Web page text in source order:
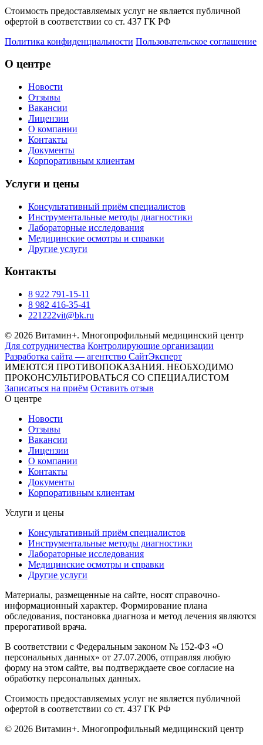
Стоимость предоставляемых услуг не является публичной
офертой в соответствии со ст. 437 ГК РФ
Политика конфиденциальности Пользовательское соглашение
О центре
Новости
Отзывы
Вакансии
Лицензии
О компании
Контакты
Документы
Корпоративным клиентам
Услуги и цены
Консультативный приём специалистов
Инструментальные методы диагностики
Лабораторные исследования
Медицинские осмотры и справки
Другие услуги
Контакты
8 922 791-15-11
8 982 416-35-41
221222vit@bk.ru
© 2026 Витамин+. Многопрофильный медицинский центр
Для сотрудничества Контролирующие организации
Разработка сайта — агентство СайтЭксперт
ИМЕЮТСЯ ПРОТИВОПОКАЗАНИЯ. НЕОБХОДИМО
ПРОКОНСУЛЬТИРОВАТЬСЯ СО СПЕЦИАЛИСТОМ
Записаться на приём Оставить отзыв
О центре
Новости
Отзывы
Вакансии
Лицензии
О компании
Контакты
Документы
Корпоративным клиентам
Услуги и цены
Консультативный приём специалистов
Инструментальные методы диагностики
Лабораторные исследования
Медицинские осмотры и справки
Другие услуги
Материалы, размещенные на сайте, носят справочно-
информационный характер. Формирование плана
обследования, постановка диагноза и метод лечения являются
прерогативой врача.
В соответствии с Федеральным законом № 152-ФЗ «О
персональных данных» от 27.07.2006, отправляя любую
форму на этом сайте, вы подтверждаете свое согласие на
обработку персональных данных.
Стоимость предоставляемых услуг не является публичной
офертой в соответствии со ст. 437 ГК РФ
© 2026 Витамин+. Многопрофильный медицинский центр